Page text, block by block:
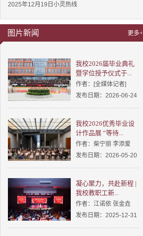
2025年12月19日小灵热线
图片新闻 更多+
我校2026届毕业典礼
暨学位授予仪式于...
作者：[全媒体记者]
发布日期：2026-06-24
我校2026优秀毕业设
计作品展 “等待...
作者：柴宁丽 李添爱
发布日期：2026-05-20
凝心聚力，共赴新程 |
我校教职工新...
作者：江诺依 张金垚
发布日期：2025-12-31